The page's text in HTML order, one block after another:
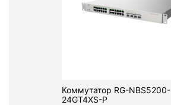
Коммутатор RG-NBS5200-
24GT4XS-P